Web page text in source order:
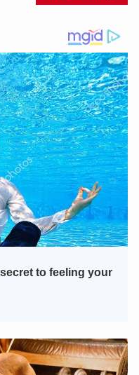
cần biết về
sàng hỗ trợ!